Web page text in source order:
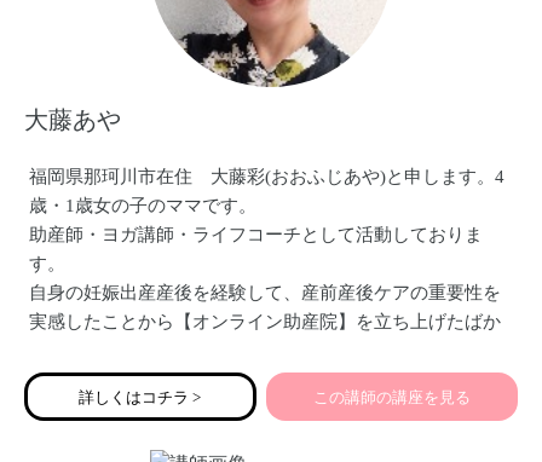
大藤あや
福岡県那珂川市在住 大藤彩(おおふじあや)と申します。4
歳・1歳女の子のママです。
助産師・ヨガ講師・ライフコーチとして活動しておりま
す。
自身の妊娠出産産後を経験して、産前産後ケアの重要性を
実感したことから【オンライン助産院】を立ち上げたばか
「完璧」ママより「幸せ」ママになろう♪をモットーに、妊
娠～産後のパパママたちが自分らしく育児を楽しめるよう
詳しくはコチラ > この講師の講座を見る